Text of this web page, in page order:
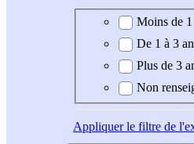
Expérience demandée
Moins de 1
De 1 à 3
Plus de 3
Non
Appliquerle filtre de